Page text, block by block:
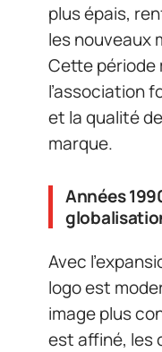
plus épais,
les nouveaux
Cette période
l’association
et la qualité
marque.
Années
Avec
logo est
image plus
est affiné, les